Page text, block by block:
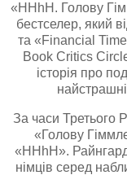
«HHhH. Голову
бестселер, який
та «Financial
Book Critics
історія про
За часи Третього
«Голову
«HHhH».
німців серед